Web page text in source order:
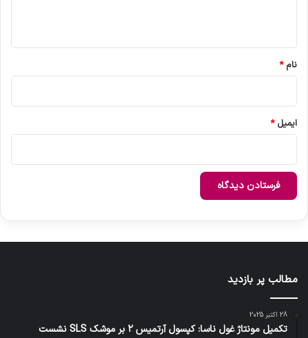
نام*
ایمیل*
مطالب پر بازدید
28 اکتبر 2025
تکمیل مونتاژ غول ناسا: کپسول آرتمیس ۲ بر موشک SLS نشست